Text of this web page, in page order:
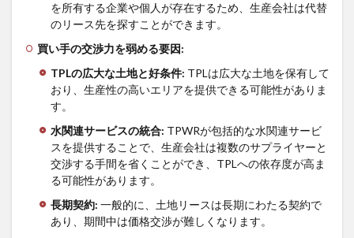
を所有する企業や個人が存在するため、生産会社は代替
のリース先を探すことができます。
買い手の交渉力を弱める要因:
TPLの広大な土地と好条件: TPLは広大な土地を保有して
おり、生産性の高いエリアを提供できる可能性がありま
す。
水関連サービスの統合: TPWRが包括的な水関連サービ
スを提供することで、生産会社は複数のサプライヤーと
交渉する手間を省くことができ、TPLへの依存度が高ま
る可能性があります。
長期契約: 一般的に、土地リースは長期にわたる契約で
あり、期間中は価格交渉が難しくなります。